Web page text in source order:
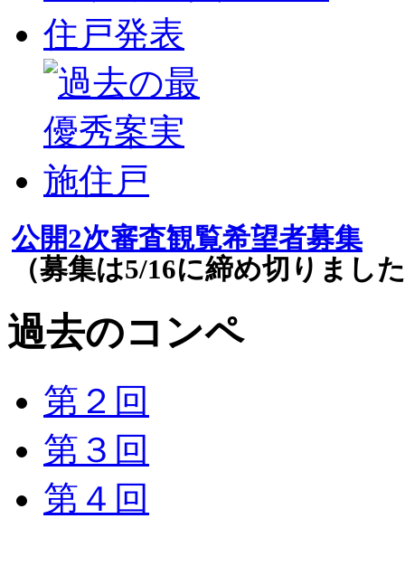
公開2次審査観覧希望者募集
（募集は5/16に締め切りまし
過去のコンペ
第２回
第３回
第４回